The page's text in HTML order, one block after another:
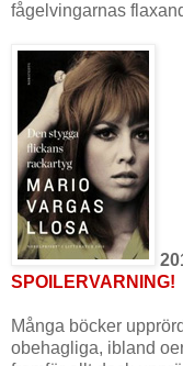
fågelvingarnas
SPOILERVARNING!
Många böcker
obehagliga, ibland